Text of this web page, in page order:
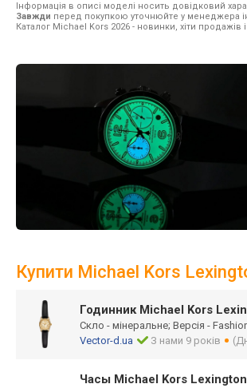
Інформація в описі моделі носить довідковий
Завжди перед покупкою уточнюйте у менеджера
Каталог Michael Kors 2026 - новинки, хіти продажів
Купити Michael Kors
Годинник Michael Kors
Скло - мінеральне; Версія -
Vector-d.ua
З нами 9 років
Часы Michael Kors Lexington